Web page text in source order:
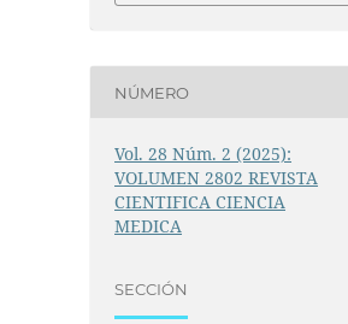
NÚMERO
Vol. 28 Núm. 2 (2025):
VOLUMEN 2802 REVISTA
CIENTIFICA CIENCIA
MEDICA
SECCIÓN